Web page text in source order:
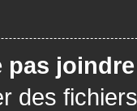
des